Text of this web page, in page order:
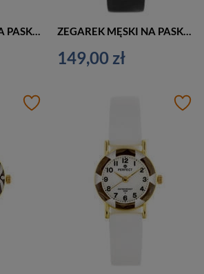
ZEGAREK MĘSKI NA PASKU GRANATOWO SREBRNY G. ROSSI - 10853A - SLIM (zg184b) + BOX ZEGAREK MĘSKI NA PASKU CZARNO SREBRNY G. ROSSI - 10853A - SLIM (zg184c) + BOX
149,00 zł